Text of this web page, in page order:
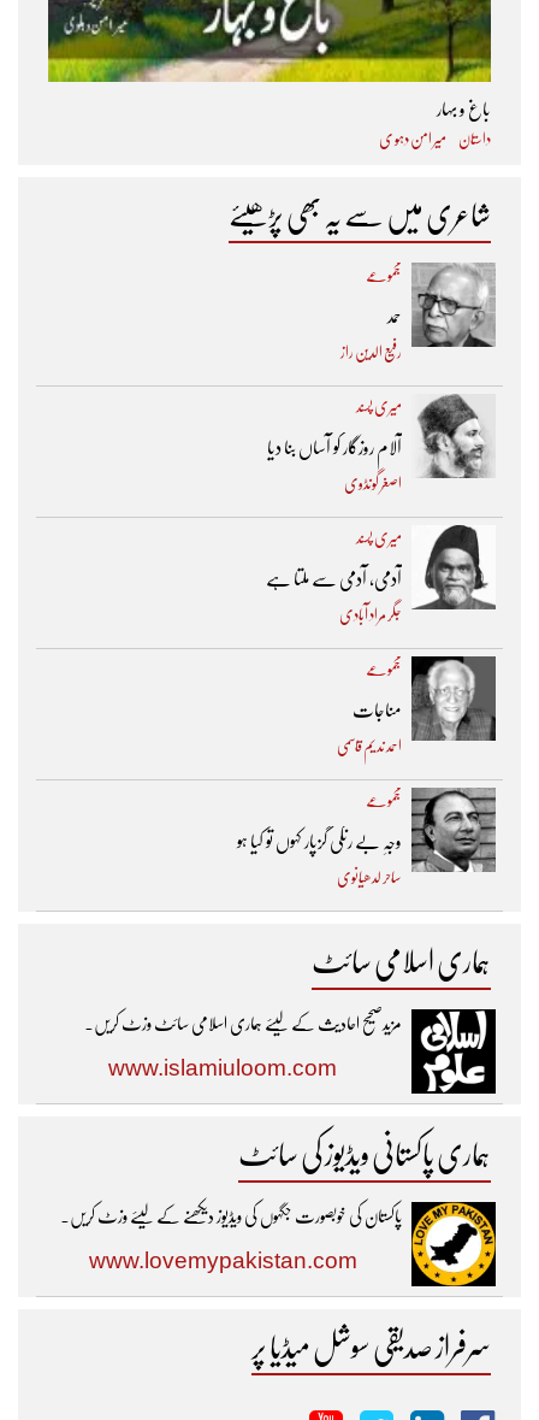
باغ و بہار
داستان میر امن دہو ی
شاعری میں سے یہ بھی پڑھیئے
مجموعے
حمد
رفیع الدین راز
میری پسند
آلام روزگار کو آساں بنا دیا
اصغر گونڈوی
میری پسند
آدمی، آدمی سے ملتا ہے
جگر مراد آبادی
مجموعے
مناجات
احمد ندیم قاسمی
مجموعے
وجہِ بے رنگی گزپار کہوں تو کیا ہو
ساحر لدھیانوی
ہماری اسلامی سائٹ
مزیدصحیح احادیث کے لیئے ہماری اسلامی سائٹ وزٹ کریں۔
www.islamiuloom.com
ہماری پاکستانی ویڈیوز کی سائٹ
پاکستان کی خوبصورت جگہوں کی ویڈیوز دیکھنے کے لیئے وزٹ کریں۔
www.lovemypakistan.com
سرفراز صدیقی سوشل میڈیا پر